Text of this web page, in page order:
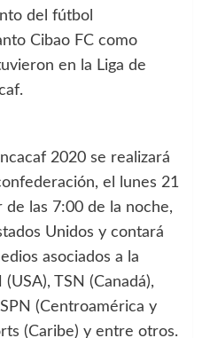
del fútbol
Cibao FC como
en la Liga de
2020 se realizará
el lunes 21
las 7:00 de la noche,
Unidos y contará
asociados a la
TSN (Canadá),
(Centroamérica y
(Caribe) y entre otros.